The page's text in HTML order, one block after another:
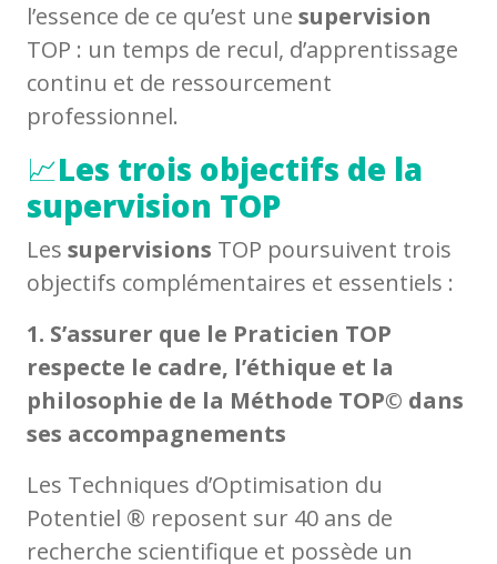
l’essence de ce qu’est une supervision
TOP : un temps de recul, d’apprentissage
continu et de ressourcement
professionnel.
📈Les trois objectifs de la
supervision TOP
Les supervisions TOP poursuivent trois
objectifs complémentaires et essentiels :
1. S’assurer que le Praticien TOP
respecte le cadre, l’éthique et la
philosophie de la Méthode TOP© dans
ses accompagnements
Les Techniques d’Optimisation du
Potentiel ® reposent sur 40 ans de
recherche scientifique et possède un